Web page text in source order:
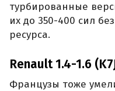
турбированные
их до 350-400 сил
ресурса.
Renault 1.4-1.6
Французы тоже